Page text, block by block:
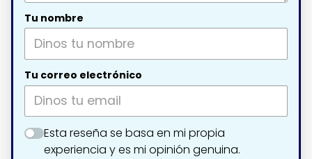
Tu nombre
Tu correo electrónico
Esta reseña se basa en mi propia
experiencia y es mi opinión genuina.